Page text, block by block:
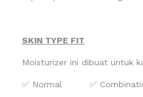
SKIN TYPE FIT
Moisturizer ini dibuat untuk
✅ Normal ✅